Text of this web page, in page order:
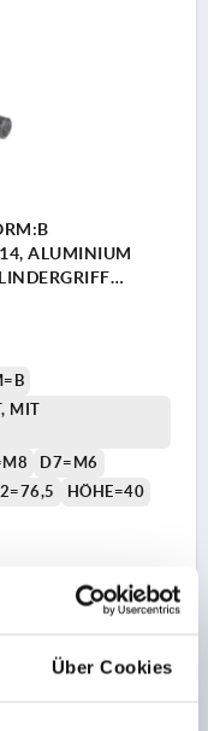
Über Cookies
ALUMINIUM
MIT
D7=M6
HÖHE=40